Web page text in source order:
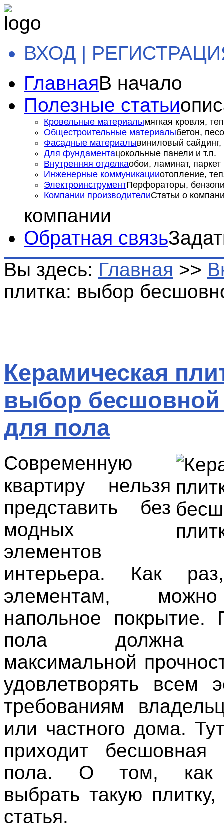
ВХОД |
ГлавнаяВ начало
Полезные статьи
Кровельные материалымягкая кровля,
Общестроительные материалыбетон,
Фасадные материалывиниловый сайдинг,
Для фундаментацокольные панели и т.п.
Внутренняя отделкаобои, ламинат, паркет
Инженерные коммуникацииотопление,
ЭлектроинструментПерфораторы,
Компании производителиСтатьи о
компании
Обратная связь
Вы здесь: Главная >>
плитка: выбор
Керамическая
выбор бесшовной
для пола
Современную
квартиру нельзя
представить без
модных
элементов
интерьера. Как
элементам,
напольное покрытие.
пола должна
максимальной
удовлетворять всем
требованиям
или частного дома.
приходит бесшовная
пола. О том, как
выбрать такую
статья.